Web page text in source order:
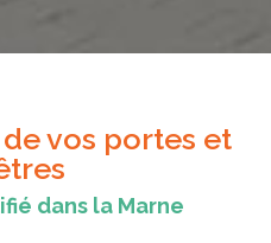
vos portes et
dans la Marne